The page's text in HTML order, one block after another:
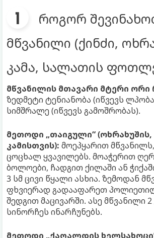
როგორ
მწვანილი (ქინძი,
კამა, სალათის
მწვანილის მთავარი მტერი ორი
ზედმეტი ტენიანობა (იწვევს
სიმშრალე (იწვევს გამოშრობას).
მეთოდი „თაიგული“ (ოხრახუშის,
კამისთვის): მოეპყარით
ცოცხალ ყვავილებს. მოაჭერით
ბოლოები, ჩადგით ქილაში ან
3 სმ ცივი წყალი ასხია. ზემოდან
ფხვიერად გადააფარეთ
შედგით მაცივარში. ასე მწვანილი
სინორჩეს ინარჩუნებს.
მეთოდი „ქაღალდის